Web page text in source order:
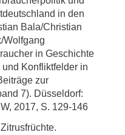
in den
Bala/Christian
Wolfgang
in Geschichte
Konfliktfelder in
zur
7). Düsseldorf:
2017, S. 129-146